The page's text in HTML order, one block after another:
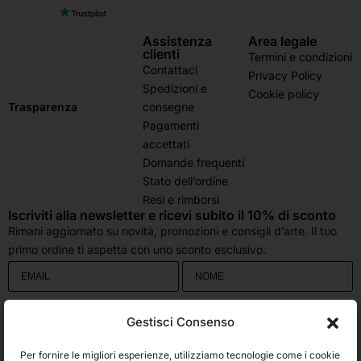
Gestisci Consenso
Per fornire le migliori esperienze, utilizziamo tecnologie come i cookie
Trasparenza
Assistenza
clienti
Contattaci
Spedizioni e
consegne
Pagamenti
accettati
Domande frequenti
Stato dell’ordine
Resi e rimborsi
Area legale
Termini e condizioni
Privacy Policy
Cookie policy
Iscriviti alla newsletter e ricevi subito il 10% di sconto
Rimani aggiornato su novità, promozioni e consigli d’arte. Il tuo
primo ordine ti aspetta con uno sconto esclusivo.
accetti che i dati personali da te forniti vengano trasferiti a Brevo per il